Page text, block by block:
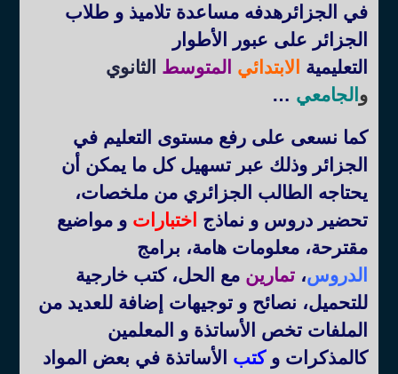
في الجزائرهدفه مساعدة تلاميذ و طلاب
الجزائر على عبور الأطوار
التعليمية
الابتدائي المتوسط الثانوي
و الجامعي …
كما نسعى على رفع مستوى التعليم في
الجزائر وذلك عبر تسهيل كل ما يمكن أن
يحتاجه الطالب الجزائري من ملخصات،
تحضير دروس و نماذج اختباراتو مواضيع
مقترحة، معلومات هامة، برامج
الدروس،تمارينمع الحل، كتب خارجية
للتحميل، نصائح و توجيهات إضافة للعديد من
الملفات تخص الأساتذة و المعلمين
كالمذكرات وكتب الأساتذة في بعض المواد